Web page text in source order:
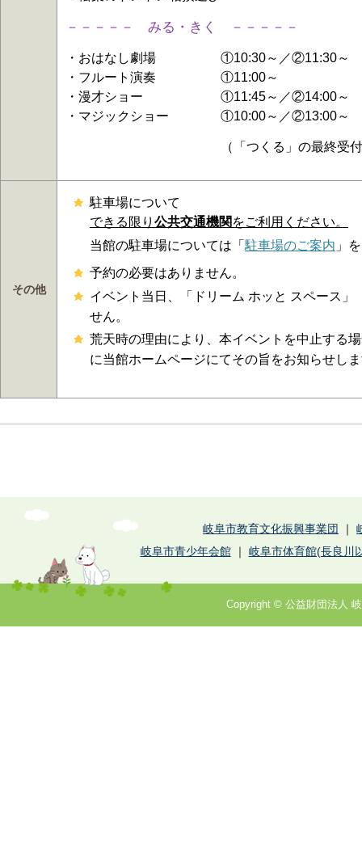
－－－－－ みる・きく －－－－－
・おはなし劇場 ①10:30～／②11:30～
・フルート演奏 ①11:00～
・漫才ショー ①11:45～／②14:00～
・マジックショー ①10:00～／②13:00～
（「つくる」の最終受付は15
その他
駐車場について
できる限り 公共交通機関 をご利用ください。
当館の駐車場については「 駐車場のご案内 」
予約の必要はありません。
イベント当日、「ドリーム ホッと スペース
せん。
荒天時の理由により、本イベントを中止する
に当館ホームページにてその旨をお知らせし
岐阜市教育文化振興事業団 ｜
岐阜市青少年会館｜ 岐阜市体育館(長良川
Copyright © 公益財団法人